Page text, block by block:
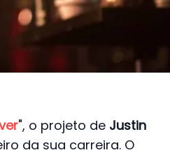
", o projeto de Justin
da sua carreira. O